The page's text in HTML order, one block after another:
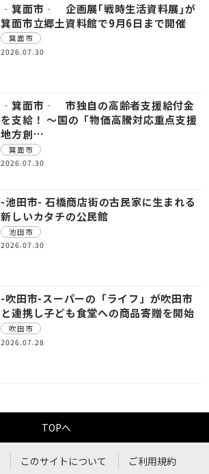
‐箕面市‐ 企画展｢戦時生活資料展｣が
箕面市立郷土資料館で9月6日まで開催
箕面市
2026.07.30
‐箕面市‐ 市独自の高齢者支援給付金
を支給！ ～国の「物価高騰対応重点支援
地方創…
箕面市
2026.07.30
-池田市- 石橋商店街の古民家に生まれる
新しいカタチの公民館
池田市
2026.07.30
-吹田市-スーパーの「ライフ」が吹田市
と連携し子ども食堂への商品寄贈を開始
吹田市
2026.07.28
TOPへ
このサイトについて ご利用規約